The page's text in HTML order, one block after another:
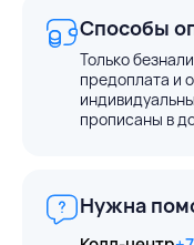
Способы
Только
предоплата и
прописаны в
Нужна